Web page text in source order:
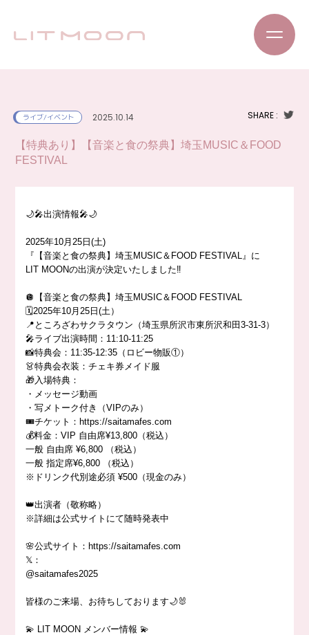
ライブ/イベント 2025.10.14 SHARE :
【特典あり】【音楽と食の祭典】埼玉MUSIC＆FOOD
FESTIVAL
🌙🎤出演情報🎤🌙
2025年10月25日(土)
『【音楽と食の祭典】埼玉MUSIC＆FOOD FESTIVAL』に
LIT MOONの出演が決定いたしました‼️
🪩【音楽と食の祭典】埼玉MUSIC＆FOOD FESTIVAL
🗓️2025年10月25日(土）
📍ところざわサクラタウン（埼玉県所沢市東所沢和田3-31-3）
🎤ライブ出演時間：11:10-11:25
📸特典会：11:35-12:35（ロビー物販①）
👗特典会衣装：チェキ券メイド服
🎁入場特典：
・メッセージ動画
・写メトーク付き（VIPのみ）
🎟️チケット：https://saitamafes.com
💰料金：VIP 自由席¥13,800（税込）
一般 自由席 ¥6,800 （税込）
一般 指定席¥6,800 （税込）
※ドリンク代別途必須 ¥500（現金のみ）
👑出演者（敬称略）
※詳細は公式サイトにて随時発表中
🌸公式サイト：https://saitamafes.com
𝕏：
@saitamafes2025
皆様のご来場、お待ちしております🌙🐰
💫 LIT MOON メンバー情報 💫